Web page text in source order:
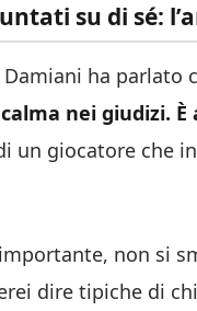
su di sé:
Damiani ha
nei giudizi.
un giocatore che
non si
dire tipiche di